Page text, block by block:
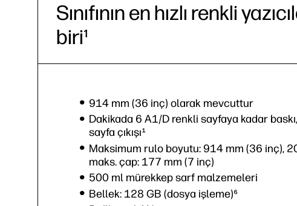
Sınıfının en hızlı renkli
biri¹
914 mm (36 inç) olarak mevcuttur
Dakikada 6 A1/D renkli sayfaya kadar
sayfa çıkışı¹
Maksimum rulo boyutu: 914 mm (36 inç),
maks. çap: 177 mm (7 inç)
500 ml mürekkep sarf malzemeleri
Bellek: 128 GB (dosya işleme)⁶